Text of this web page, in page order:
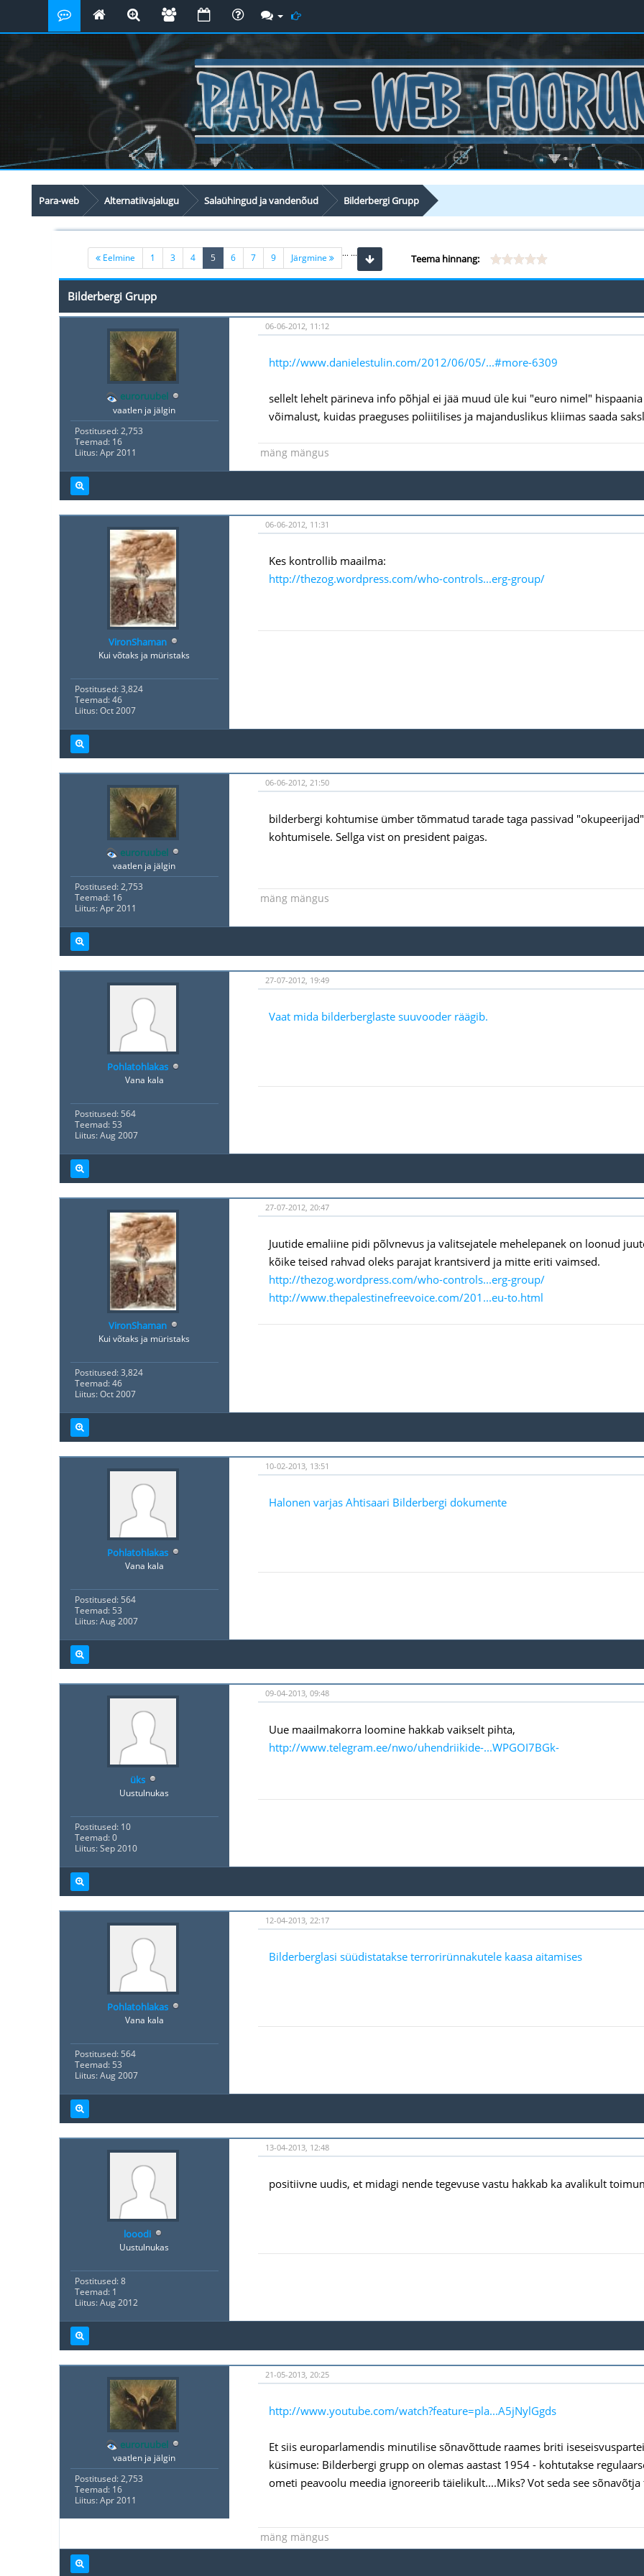
Para-web Alternatiivajalugu Salaühingud ja vandenõud Bilderbergi Grupp
Eelmine 1 ...
3 4 5 (current)
6 7 ...
9 Järgmine Teema hinnang:
Bilderbergi Grupp
euroruubel
vaatlen ja jälgin
Postitused: 2,753
Teemad: 16
Liitus: Apr 2011
06-06-2012, 11:12
http://www.danielestulin.com/2012/06/05/...#more-6309
sellelt lehelt pärineva info põhjal ei jää muud üle kui "euro nimel"
võimalust, kuidas praeguses poliitilises ja majanduslikus kliimas saada
mäng mängus
VironShaman
Kui võtaks ja müristaks
Postitused: 3,824
Teemad: 46
Liitus: Oct 2007
06-06-2012, 11:31
Kes kontrollib maailma:
http://thezog.wordpress.com/who-controls...erg-group/
euroruubel
vaatlen ja jälgin
Postitused: 2,753
Teemad: 16
Liitus: Apr 2011
06-06-2012, 21:50
bilderbergi kohtumise ümber tõmmatud tarade taga passivad
kohtumisele. Sellga vist on president paigas.
mäng mängus
Pohlatohlakas
Vana kala
Postitused: 564
Teemad: 53
Liitus: Aug 2007
27-07-2012, 19:49
Vaat mida bilderberglaste suuvooder räägib.
VironShaman
Kui võtaks ja müristaks
Postitused: 3,824
Teemad: 46
Liitus: Oct 2007
27-07-2012, 20:47
Juutide emaliine pidi põlvnevus ja valitsejatele mehelepanek on loonud
kõike teised rahvad oleks parajat krantsiverd ja mitte eriti vaimsed.
http://thezog.wordpress.com/who-controls...erg-group/
http://www.thepalestinefreevoice.com/201...eu-to.html
Pohlatohlakas
Vana kala
Postitused: 564
Teemad: 53
Liitus: Aug 2007
10-02-2013, 13:51
Halonen varjas Ahtisaari Bilderbergi dokumente
üks
Uustulnukas
Postitused: 10
Teemad: 0
Liitus: Sep 2010
09-04-2013, 09:48
Uue maailmakorra loomine hakkab vaikselt pihta,
http://www.telegram.ee/nwo/uhendriikide-...WPGOI7BGk-
Pohlatohlakas
Vana kala
Postitused: 564
Teemad: 53
Liitus: Aug 2007
12-04-2013, 22:17
Bilderberglasi süüdistatakse terrorirünnakutele kaasa aitamises
looodi
Uustulnukas
Postitused: 8
Teemad: 1
Liitus: Aug 2012
13-04-2013, 12:48
positiivne uudis, et midagi nende tegevuse vastu hakkab ka avalikult
euroruubel
vaatlen ja jälgin
Postitused: 2,753
Teemad: 16
Liitus: Apr 2011
21-05-2013, 20:25
http://www.youtube.com/watch?feature=pla...A5jNylGgds
Et siis europarlamendis minutilise sõnavõttude raames briti
küsimuse: Bilderbergi grupp on olemas aastast 1954 - kohtutakse
ometi peavoolu meedia ignoreerib täielikult....Miks? Vot seda see sõnavõtja
mäng mängus